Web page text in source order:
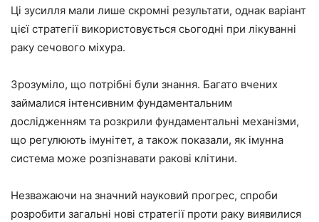
Ці зусилля мали лише скромні результати, однак варіант
цієї стратегії використовується сьогодні при лікуванні
раку сечового міхура.
Зрозуміло, що потрібні були знання. Багато вчених
займалися інтенсивним фундаментальним
дослідженням та розкрили фундаментальні механізми,
що регулюють імунітет, а також показали, як імунна
система може розпізнавати ракові клітини.
Незважаючи на значний науковий прогрес, спроби
розробити загальні нові стратегії проти раку виявилися